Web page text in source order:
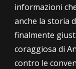
informazioni
anche la storia
finalmente
coraggiosa di
contro le